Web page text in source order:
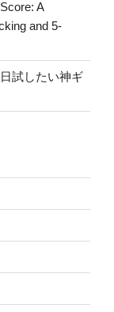
A
and 5-
試したい神ギ